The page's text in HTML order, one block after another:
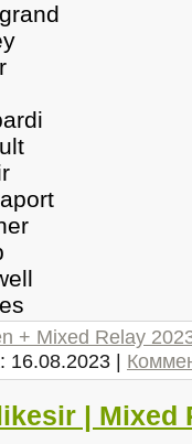
+ Mixed Relay
16.08.2023 |
| Mixed